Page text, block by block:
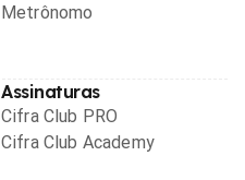
Metrônomo
Assinaturas
Cifra Club PRO
Cifra Club Academy